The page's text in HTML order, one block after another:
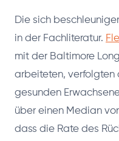
Die sich
in der Fachliteratur.
mit der Baltimore
arbeiteten, verfolgten
gesunden
über einen Median
dass die Rate des